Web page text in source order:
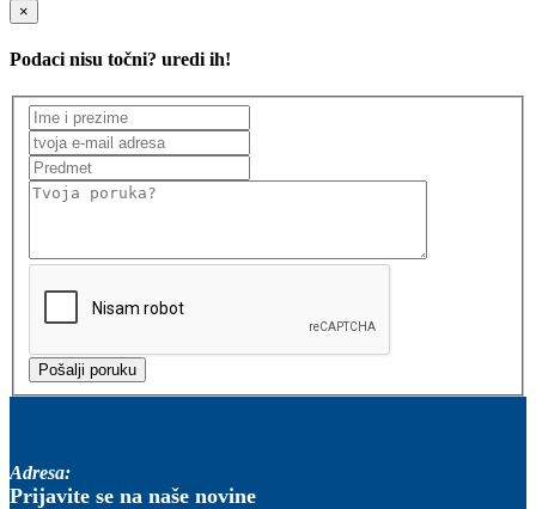
×
Podaci nisu točni? uredi ih!
Adresa:
Prijavite se na naše novine